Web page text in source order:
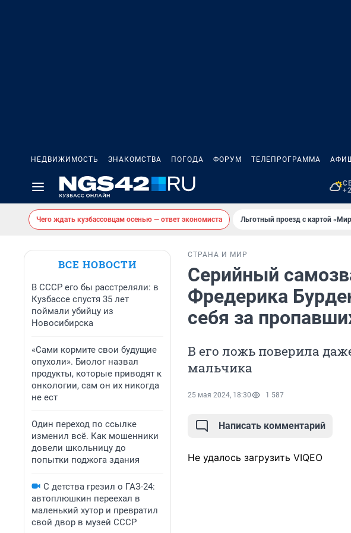
НЕДВИЖИМОСТЬ ЗНАКОМСТВА ПОГОДА ФОРУМ ТЕЛЕПРОГРАММА
Чего ждать кузбассовцам осенью — ответ экономиста Льготный проезд с картой
ВСЕ НОВОСТИ
В СССР его бы расстреляли: в
Кузбассе спустя 35 лет
поймали убийцу из
Новосибирска
«Сами кормите свои будущие
опухоли». Биолог назвал
продукты, которые приводят к
онкологии, сам он их никогда
не ест
Один переход по ссылке
изменил всё. Как мошенники
довели школьницу до
попытки поджога здания
С детства грезил о ГАЗ-24:
автоплюшкин переехал в
маленький хутор и превратил
свой двор в музей СССР
СТРАНА И МИР
Серийный
Фредерика
себя за
В его ложь поверила
мальчика
25 мая 2024, 18:30 1 587
Написать комментарий
Не удалось загрузить VIQEO